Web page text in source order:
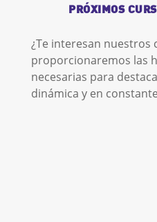
PRÓXIMOS
¿Te interesan nuestros
proporcionaremos las
necesarias para
dinámica y en